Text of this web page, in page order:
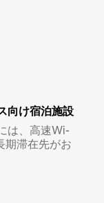
向⁠け宿⁠泊⁠施⁠設
は、高速Wi-
期滞在先がお